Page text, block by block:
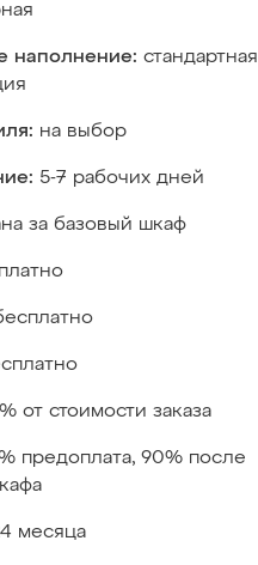
наполнение: стандартная
на выбор
5-7 рабочих дней
за базовый шкаф
от стоимости заказа
предоплата, 90% после
месяца